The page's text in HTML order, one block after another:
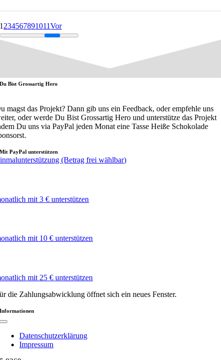
1 234567891011Vor
Du Bist Grossartig Hero
magst das Projekt? Dann gib uns ein Feedback, oder empfehle uns
oder werde Du Bist Grossartig Hero und unterstütze das Projekt
Du uns via PayPal jeden Monat eine Tasse Heiße Schokolade
Mit PayPal unterstützen
(Betrag frei wählbar)
mit 3 € unterstützen
mit 10 € unterstützen
mit 25 € unterstützen
die Zahlungsabwicklung öffnet sich ein neues Fenster.
Informationen
Toggle
NavigationDatenschutzerklärung
Impressum